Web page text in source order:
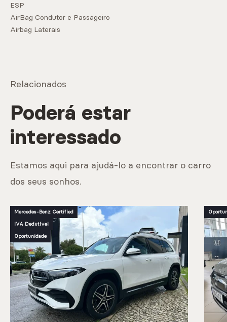
ESP
AirBag Condutor e Passageiro
Airbag Laterais
Relacionados
Poderá estar
interessado
Estamos aqui para ajudá-lo a encontrar o carro
dos seus sonhos.
Mercedes-Benz Certified
IVA Dedutível
Oportunidade